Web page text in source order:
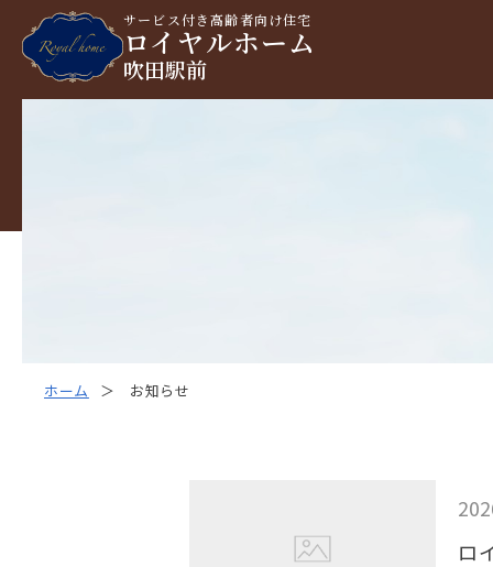
サービス付き高齢者向け住宅
ロイヤルホーム
吹田駅前
ホーム お知らせ
ロ